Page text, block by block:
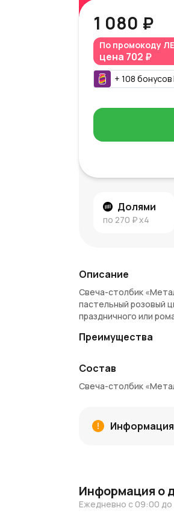
1 080 ₽
По промокоду
цена 702 ₽
+ 108 бонусов
Долями
по 270 ₽x4
Описание
Свеча-столбик
пастельный розовый
праздничного или
Преимущества
До 38 часов
Изготовлена из
Прекрасно
Артикул: ZL7075
Узнайте больше
Состав
Свеча-столбик
Информация о
Ежедневно с 09:00